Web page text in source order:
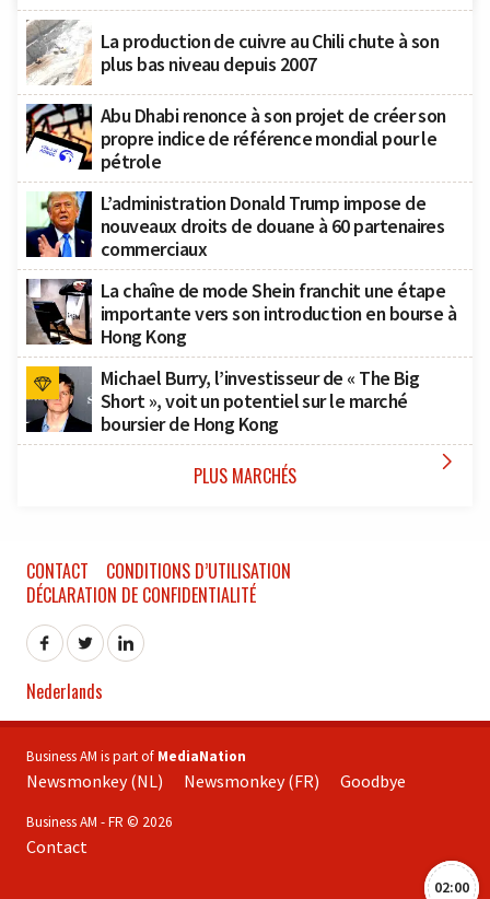
La production de cuivre au Chili chute à son
plus bas niveau depuis 2007
Abu Dhabi renonce à son projet de créer son
propre indice de référence mondial pour le
pétrole
L’administration Donald Trump impose de
nouveaux droits de douane à 60 partenaires
commerciaux
La chaîne de mode Shein franchit une étape
importante vers son introduction en bourse à
Hong Kong
Michael Burry, l’investisseur de « The Big
Short », voit un potentiel sur le marché
boursier de Hong Kong
PLUS MARCHÉS 
02:00
CONTACT
CONDITIONS D’UTILISATION
DÉCLARATION DE CONFIDENTIALITÉ
Nederlands
Business AM is part of MediaNation
Newsmonkey (NL) Newsmonkey (FR) Goodbye
Business AM - FR © 2026
Contact